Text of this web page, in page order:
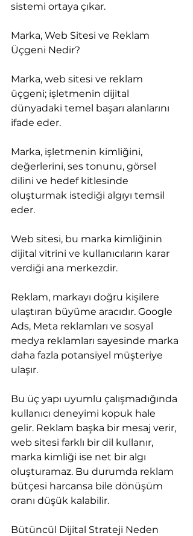
sistemi ortaya çıkar.
Marka, Web Sitesi ve Reklam
Üçgeni Nedir?
Marka, web sitesi ve reklam
üçgeni; işletmenin dijital
dünyadaki temel başarı alanlarını
ifade eder.
Marka, işletmenin kimliğini,
değerlerini, ses tonunu, görsel
dilini ve hedef kitlesinde
oluşturmak istediği algıyı temsil
eder.
Web sitesi, bu marka kimliğinin
dijital vitrini ve kullanıcıların karar
verdiği ana merkezdir.
Reklam, markayı doğru kişilere
ulaştıran büyüme aracıdır. Google
Ads, Meta reklamları ve sosyal
medya reklamları sayesinde marka
daha fazla potansiyel müşteriye
ulaşır.
Bu üç yapı uyumlu çalışmadığında
kullanıcı deneyimi kopuk hale
gelir. Reklam başka bir mesaj verir,
web sitesi farklı bir dil kullanır,
marka kimliği ise net bir algı
oluşturamaz. Bu durumda reklam
bütçesi harcansa bile dönüşüm
oranı düşük kalabilir.
Bütüncül Dijital Strateji Neden